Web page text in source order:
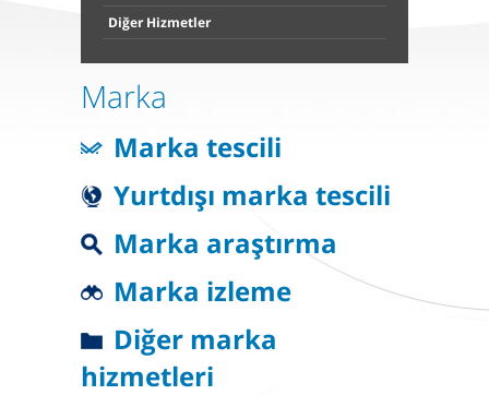
Diğer Hizmetler
Marka
Marka tescili
Yurtdışı marka tescili
Marka araştırma
Marka izleme
Diğer marka
hizmetleri